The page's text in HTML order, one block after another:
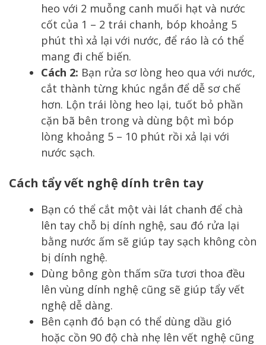
heo với 2 muỗng canh muối hạt và nước
cốt của 1 – 2 trái chanh, bóp khoảng 5
phút thì xả lại với nước, để ráo là có thể
mang đi chế biến.
Cách 2: Bạn rửa sơ lòng heo qua với nước,
cắt thành từng khúc ngắn để dễ sơ chế
hơn. Lộn trái lòng heo lại, tuốt bỏ phần
cặn bã bên trong và dùng bột mì bóp
lòng khoảng 5 – 10 phút rồi xả lại với
nước sạch.
Cách tẩy vết nghệ dính trên tay
Bạn có thể cắt một vài lát chanh để chà
lên tay chỗ bị dính nghệ, sau đó rửa lại
bằng nước ấm sẽ giúp tay sạch không còn
bị dính nghệ.
Dùng bông gòn thấm sữa tươi thoa đều
lên vùng dính nghệ cũng sẽ giúp tẩy vết
nghệ dễ dàng.
Bên cạnh đó bạn có thể dùng dầu gió
hoặc cồn 90 độ chà nhẹ lên vết nghệ cũng